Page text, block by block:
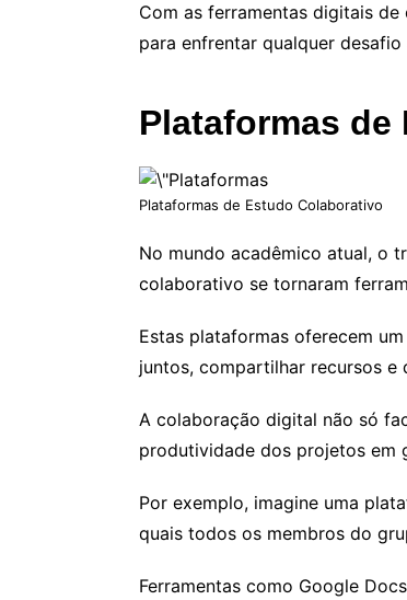
Com as ferramentas digitais
para enfrentar qualquer
Plataformas
Plataformas de Estudo Colaborativo
No mundo acadêmico atual, o
colaborativo se tornaram
Estas plataformas oferecem
juntos, compartilhar recursos e
A colaboração digital não só
produtividade dos projetos em
Por exemplo, imagine uma
quais todos os membros do
Ferramentas como Google